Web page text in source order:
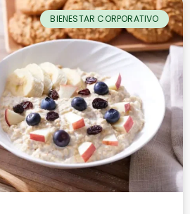
BIENESTAR CORPORATIVO